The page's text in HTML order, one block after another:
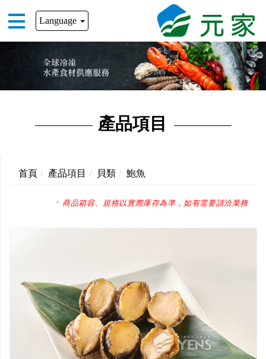
Language
產品項目
首頁 產品項目 貝類 鮑魚
商品箱容、規格以實際庫存為準，如有需要請洽業務